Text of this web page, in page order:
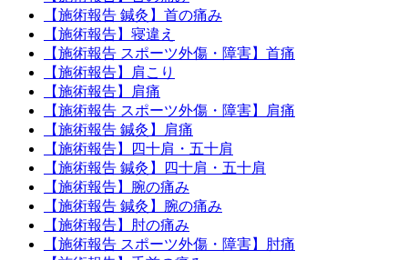
【施術報告 鍼灸】首の痛み
【施術報告】寝違え
【施術報告 スポーツ外傷・障害】首痛
【施術報告】肩こり
【施術報告】肩痛
【施術報告 スポーツ外傷・障害】肩痛
【施術報告 鍼灸】肩痛
【施術報告】四十肩・五十肩
【施術報告 鍼灸】四十肩・五十肩
【施術報告】腕の痛み
【施術報告 鍼灸】腕の痛み
【施術報告】肘の痛み
【施術報告 スポーツ外傷・障害】肘痛